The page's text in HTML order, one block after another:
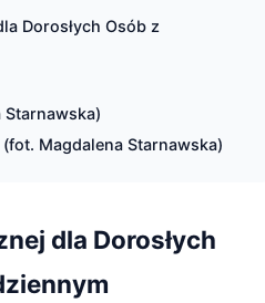
Dorosłych Osób z
Magdalena Starnawska)
dla Dorosłych